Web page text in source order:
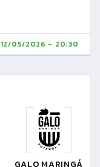
12/05/2026 - 20:30